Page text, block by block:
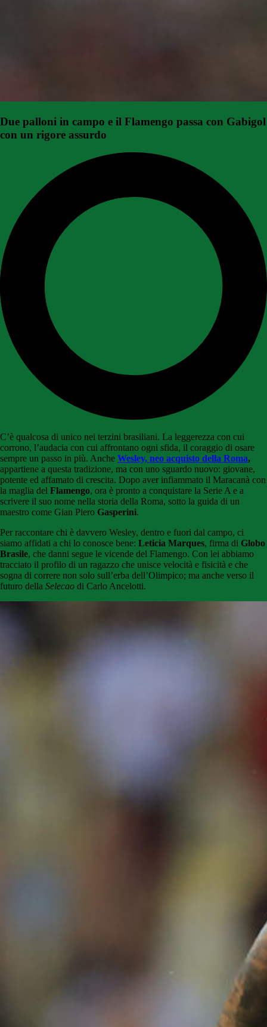
Due palloni in campo e il Flamengo passa con Gabigol
con un rigore assurdo
C’è qualcosa di unico nei terzini brasiliani. La leggerezza con cui
corrono, l’audacia con cui affrontano ogni sfida, il coraggio di osare
sempre un passo in più. Anche Wesley, neo acquisto della Roma,
appartiene a questa tradizione, ma con uno sguardo nuovo: giovane,
potente ed affamato di crescita. Dopo aver infiammato il Maracanà con
la maglia del Flamengo, ora è pronto a conquistare la Serie A e a
scrivere il suo nome nella storia della Roma, sotto la guida di un
maestro come Gian Piero Gasperini.
Per raccontare chi è davvero Wesley, dentro e fuori dal campo, ci
siamo affidati a chi lo conosce bene: Leticia Marques, firma di Globo
Brasile, che danni segue le vicende del Flamengo. Con lei abbiamo
tracciato il profilo di un ragazzo che unisce velocità e fisicità e che
sogna di correre non solo sull’erba dell’Olimpico; ma anche verso il
futuro della Selecao di Carlo Ancelotti.